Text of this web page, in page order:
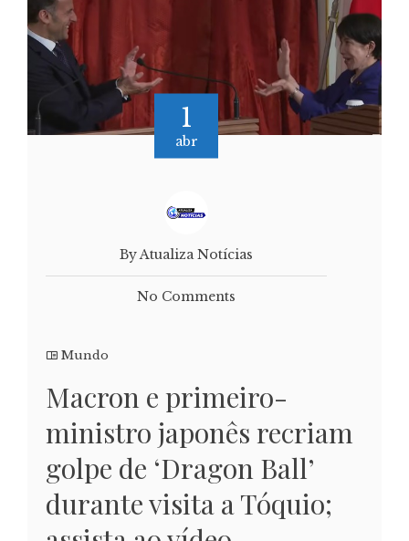
1
abr
By Atualiza Notícias
No Comments
Mundo
Macron e primeiro-
ministro japonês recriam
golpe de ‘Dragon Ball’
durante visita a Tóquio;